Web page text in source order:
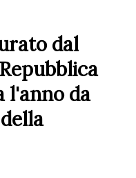
dal
Repubblica
l'anno da
della